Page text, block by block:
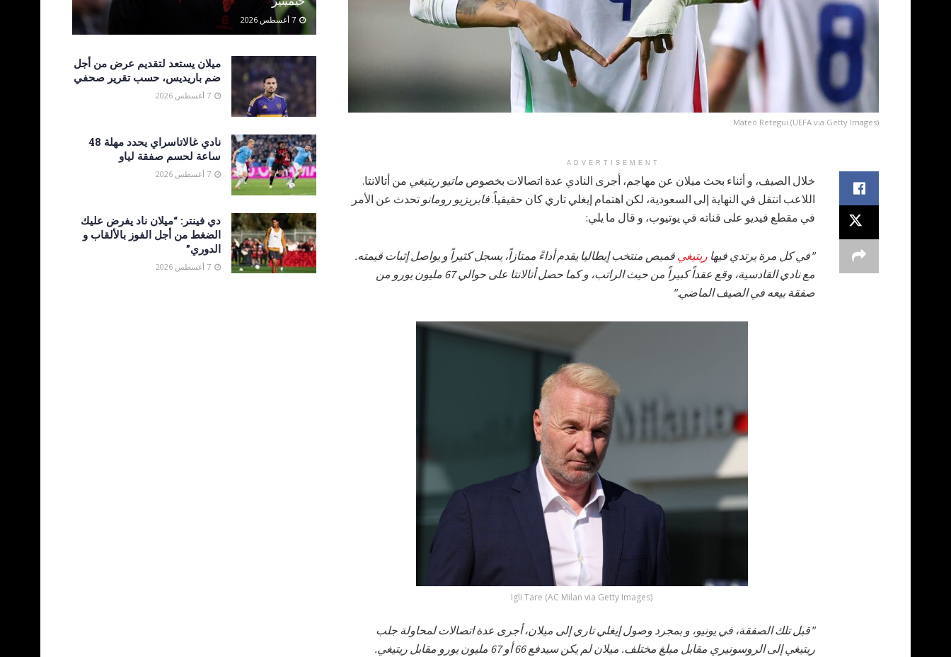
Mateo Retegui (UEFA via Getty Images)
ADVERTISEMENT
خلال الصيف، و أثناء بحث ميلان عن مهاجم، أجرى النادي عدة اتصالات بخصوص ماتيو ريتيغي من أتالانتا.
اللاعب انتقل في النهاية إلى السعودية، لكن اهتمام إيغلي تاري كان حقيقياً.فابريزيو رومانو تحدث عن الأمر
في مقطع فيديو على قناته في يوتيوب، و قال ما يلي:
"في كل مرة يرتدي فيها ريتيغي قميص منتخب إيطاليا يقدم أداءً ممتازاً، يسجل كثيراً و يواصل إثبات قيمته.
مع نادي القادسية، وقع عقداً كبيراً من حيث الراتب، و كما حصل أتالانتا على حوالي 67 مليون يورو من
صفقة بيعه في الصيف الماضي."
Igli Tare (AC Milan via Getty Images)
"قبل تلك الصفقة، في يونيو، و بمجرد وصول إيغلي تاري إلى ميلان، أجرى عدة اتصالات لمحاولة جلب
ريتيغي إلى الروسونيري مقابل مبلغ مختلف. ميلان لم يكن سيدفع 66 أو 67 مليون يورو مقابل ريتيغي.
ميلان يستعد لتقديم عرض من أجل
ضم باريديس، حسب تقرير صحفي
نادي غالاتاسراي يحدد مهلة 48
ساعة لحسم صفقة لياو
دي فينتر: “ميلان ناد يفرض عليك
الضغط من أجل الفوز بالألقاب و
الدوري”